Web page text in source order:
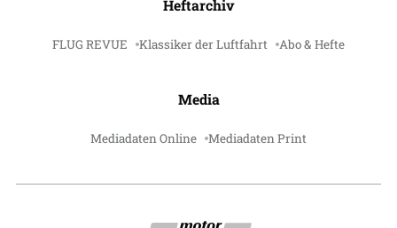
Heftarchiv
FLUG REVUE Klassiker der Luftfahrt Abo & Hefte
Media
Mediadaten Online Mediadaten Print